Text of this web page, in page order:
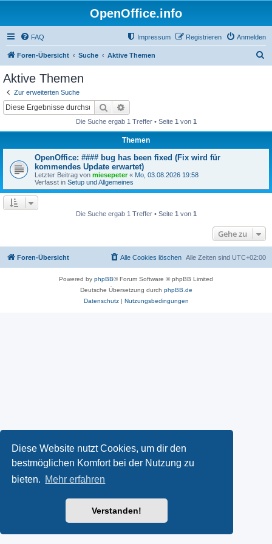
Diese Website nutzt Cookies, um dir den
bestmöglichen Komfort bei der Nutzung zu
bieten. Mehr erfahren
Verstanden!
OpenOffice.info
FAQ Anmelden
Registrieren
Impressum
Foren-Übersicht Suche Aktive Themen
Aktive Themen
Zur erweiterten Suche
Suche
Die Suche ergab 1 Treffer • Seite 1 von 1
Themen
OpenOffice: #### bug has been fixed (Fix wird für
kommendes Update erwartet)
Letzter Beitrag von miesepeter« Mo, 03.08.2026 19:58
Verfasst in Setup und Allgemeines
Die Suche ergab 1 Treffer • Seite 1 von 1
Gehe zu
Foren-Übersicht Alle Zeiten sind UTC+02:00
Alle Cookies löschen
Powered by phpBB® Forum Software © phpBB Limited
Deutsche Übersetzung durch phpBB.de
Datenschutz| Nutzungsbedingungen